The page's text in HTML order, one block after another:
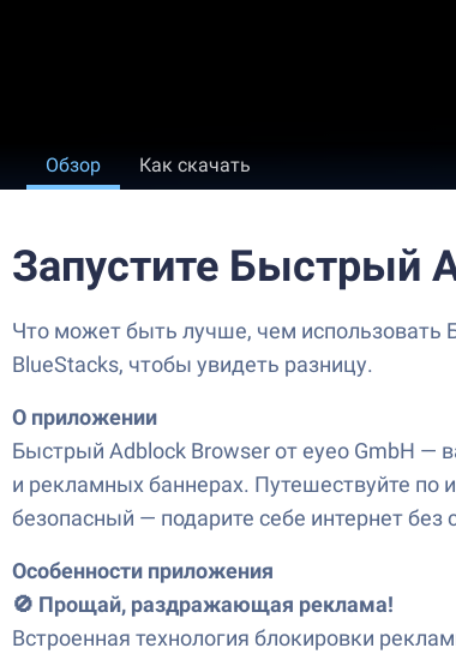
Обзор Как скачать
Запустите Быстрый
Что может быть лучше, чем использовать
BlueStacks, чтобы увидеть разницу.
О приложении
Быстрый Adblock Browser от eyeo GmbH —
и рекламных баннерах. Путешествуйте по
безопасный — подарите себе интернет без
Особенности приложения
🚫 Прощай, раздражающая реклама!
Встроенная технология блокировки